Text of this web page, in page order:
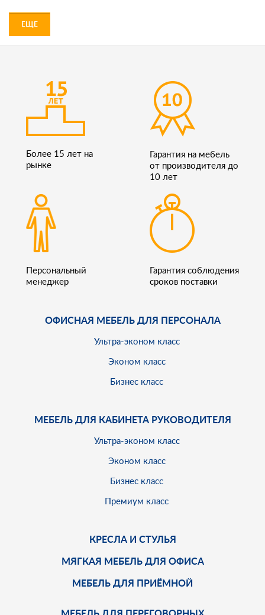
ЕЩЕ
Более 15 лет на
рынке
Гарантия на мебель
от производителя до
10 лет
Персональный
менеджер
Гарантия соблюдения
сроков поставки
ОФИСНАЯ МЕБЕЛЬ ДЛЯ ПЕРСОНАЛА
Ультра-эконом класс
Эконом класс
Бизнес класс
МЕБЕЛЬ ДЛЯ КАБИНЕТА РУКОВОДИТЕЛЯ
Ультра-эконом класс
Эконом класс
Бизнес класс
Премиум класс
КРЕСЛА И СТУЛЬЯ
МЯГКАЯ МЕБЕЛЬ ДЛЯ ОФИСА
МЕБЕЛЬ ДЛЯ ПРИЁМНОЙ